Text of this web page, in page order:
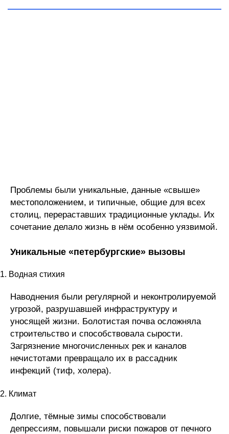
Проблемы были уникальные, данные «свыше»
местоположением, и типичные, общие для всех
столиц, перераставших традиционные уклады. Их
сочетание делало жизнь в нём особенно уязвимой.
Уникальные «петербургские» вызовы
1. Водная стихия
Наводнения были регулярной и неконтролируемой
угрозой, разрушавшей инфраструктуру и
уносящей жизни. Болотистая почва осложняла
строительство и способствовала сырости.
Загрязнение многочисленных рек и каналов
нечистотами превращало их в рассадник
инфекций (тиф, холера).
2. Климат
Долгие, тёмные зимы способствовали
депрессиям, повышали риски пожаров от печного